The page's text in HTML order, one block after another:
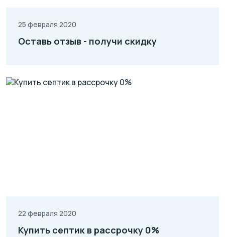
25 февраля 2020
Оставь отзыв - получи скидку
22 февраля 2020
Купить септик в рассрочку 0%